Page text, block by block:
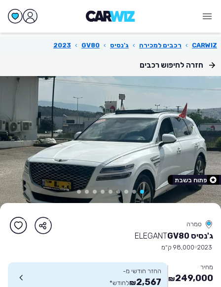
CARWIZ
› רכבים למכירה › ג'נסיס ›
GV80
›
2023
חזרה לחיפוש רכבים
פתוח בשבת
טמרה
ג'נסיס GV80 ELEGANT
2023 98,000 ק״מ
מחיר
249,000
₪
החזר חודשי מ-
2,567
₪לחודש*